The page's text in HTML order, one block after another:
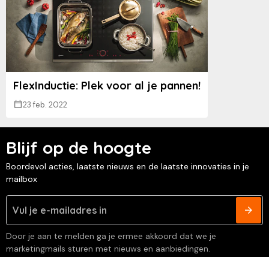
FlexInductie: Plek voor al je pannen!
23 feb. 2022
Blijf op de hoogte
Boordevol acties, laatste nieuws en de laatste innovaties in je
mailbox
Door je aan te melden ga je ermee akkoord dat we je
marketingmails sturen met nieuws en aanbiedingen.